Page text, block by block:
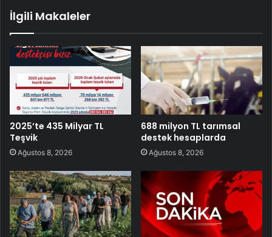
İlgili Makaleler
2025’te 435 Milyar TL
Teşvik
Ağustos 8, 2026
688 milyon TL tarımsal
destek hesaplarda
Ağustos 8, 2026